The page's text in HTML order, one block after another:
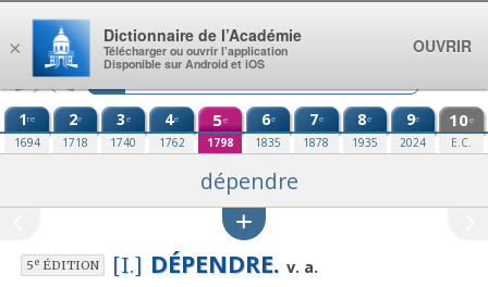
Aller au contenu
1re
1694
2e
1718
3e
1740
4e
1762
5e
1798
6e
1835
7e
1878
8e
1935
9e
2024
10e
E.C.
dépendre
5eÉDITION [I.] DÉPENDRE. v. a.
×
Dictionnaire de l’Académie
Télécharger ou ouvrir l’application
Disponible sur Android et iOS
OUVRIR